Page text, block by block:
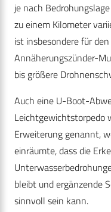
je nach
zu einem Kilometer
ist insbesondere für
Annäherungszünder-
bis größere
Auch eine U-Boot-
Leichtgewichtstorpedo
Erweiterung genannt,
einräumte, dass die
bleibt und ergänzende
sinnvoll sein kann.